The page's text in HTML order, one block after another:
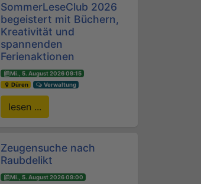
SommerLeseClub 2026
begeistert mit Büchern,
Kreativität und
spannenden
Ferienaktionen
Mi., 5. August 2026 09:15
Düren
Verwaltung
lesen ...
Zeugensuche nach
Raubdelikt
Mi., 5. August 2026 09:00